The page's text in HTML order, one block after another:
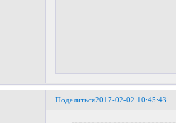
Поделиться2017-02-02 10:45:43